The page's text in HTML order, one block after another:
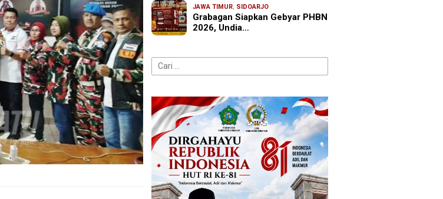
JAWA TIMUR, SIDOARJO
Grabagan Siapkan Gebyar PHBN
2026, Undia…
Cari
untuk: